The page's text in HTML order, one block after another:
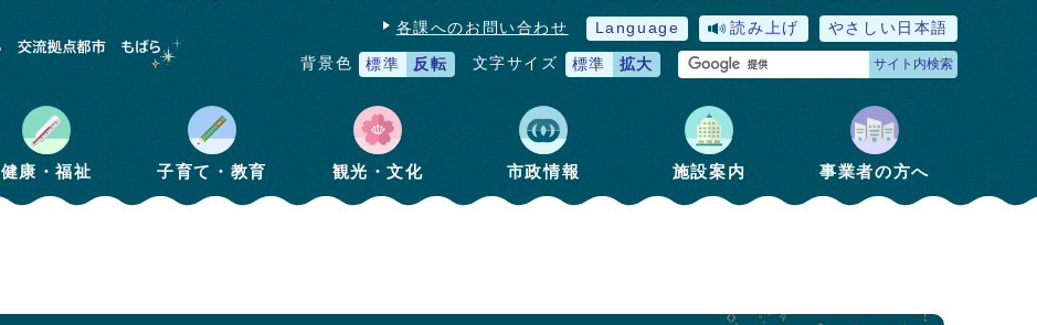
各課へのお問い合わせ Language 読み上げ やさしい日本語
背景色 標準 反転 文字サイズ 標準 拡大 サイト内検索
健康・福祉 子育て・教育 観光・文化 市政情報 施設案内 事業者の方へ